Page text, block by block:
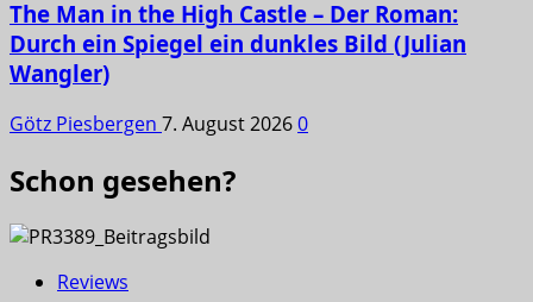
The Man in the High Castle – Der Roman:
Durch ein Spiegel ein dunkles Bild (Julian
Wangler)
Götz Piesbergen 7. August 20260
Schon gesehen?
Reviews